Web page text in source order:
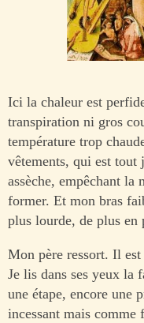
Ici la chaleur est
transpiration ni gros
température trop
vêtements, qui est tout
assèche, empêchant la
former. Et mon bras
plus lourde, de plus en
Mon père ressort. Il est
Je lis dans ses yeux la
une étape, encore une
incessant mais comme